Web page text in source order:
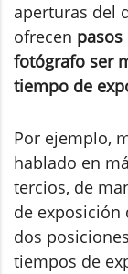
aperturas del
ofrecen
fotógrafo ser
tiempo de
Por ejemplo,
hablado en
tercios, de
de exposición
dos
tiempos de